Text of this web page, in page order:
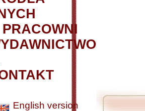
English version